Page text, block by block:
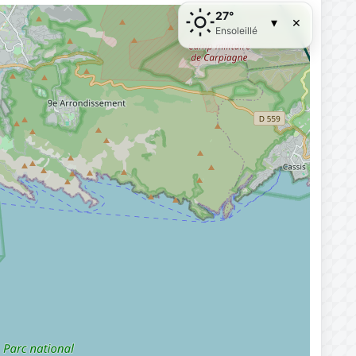
27°
Ensoleillé ▾ ×